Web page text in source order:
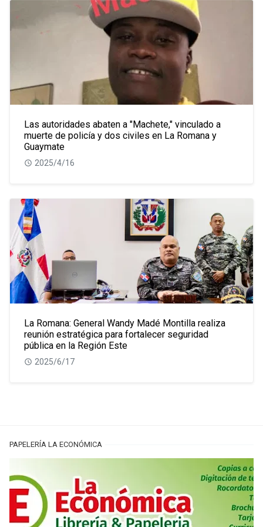
Las autoridades abaten a "Machete," vinculado a
muerte de policía y dos civiles en La Romana y
Guaymate
2025/4/16
La Romana: General Wandy Madé Montilla realiza
reunión estratégica para fortalecer seguridad
pública en la Región Este
2025/6/17
PAPELERÍA LA ECONÓMICA